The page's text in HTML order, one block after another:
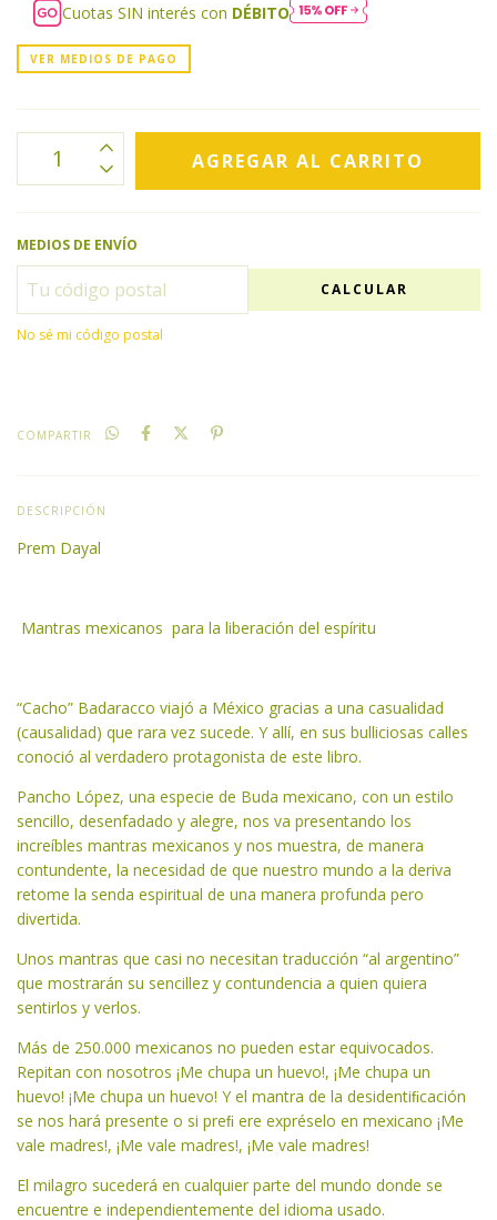
Cuotas SIN interés con DÉBITO
VER MEDIOS DE PAGO
MEDIOS DE ENVÍO
CALCULAR
No sé mi código postal
COMPARTIR
DESCRIPCIÓN
Prem Dayal
Mantras mexicanos para la liberación del espíritu
“Cacho” Badaracco viajó a México gracias a una casualidad
(causalidad) que rara vez sucede. Y allí, en sus bulliciosas calles
conoció al verdadero protagonista de este libro.
Pancho López, una especie de Buda mexicano, con un estilo
sencillo, desenfadado y alegre, nos va presentando los
increíbles mantras mexicanos y nos muestra, de manera
contundente, la necesidad de que nuestro mundo a la deriva
retome la senda espiritual de una manera profunda pero
divertida.
Unos mantras que casi no necesitan traducción “al argentino”
que mostrarán su sencillez y contundencia a quien quiera
sentirlos y verlos.
Más de 250.000 mexicanos no pueden estar equivocados.
Repitan con nosotros ¡Me chupa un huevo!, ¡Me chupa un
huevo! ¡Me chupa un huevo! Y el mantra de la desidentiﬁcación
se nos hará presente o si preﬁ ere expréselo en mexicano ¡Me
vale madres!, ¡Me vale madres!, ¡Me vale madres!
El milagro sucederá en cualquier parte del mundo donde se
encuentre e independientemente del idioma usado.